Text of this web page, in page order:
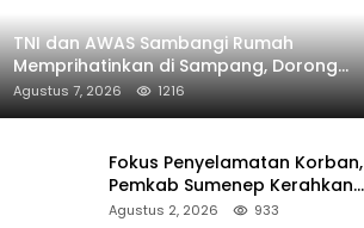
TNI dan AWAS Sambangi Rumah
Memprihatinkan di Sampang, Dorong
Pemerintah Beri Bantuan RTLH
Agustus 7, 2026 1216
Fokus Penyelamatan Korban,
Pemkab Sumenep Kerahkan
Tim Medis dan Ambulans ke
Agustus 2, 2026 933